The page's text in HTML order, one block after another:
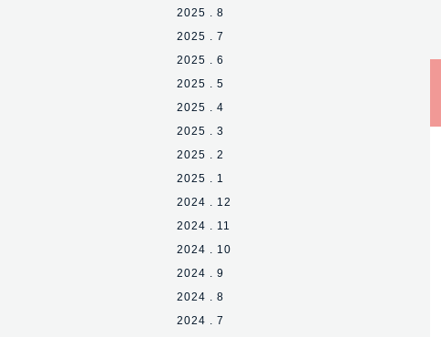
2025 . 8
2025 . 7
2025 . 6
2025 . 5
2025 . 4
2025 . 3
2025 . 2
2025 . 1
2024 . 12
2024 . 11
2024 . 10
2024 . 9
2024 . 8
2024 . 7